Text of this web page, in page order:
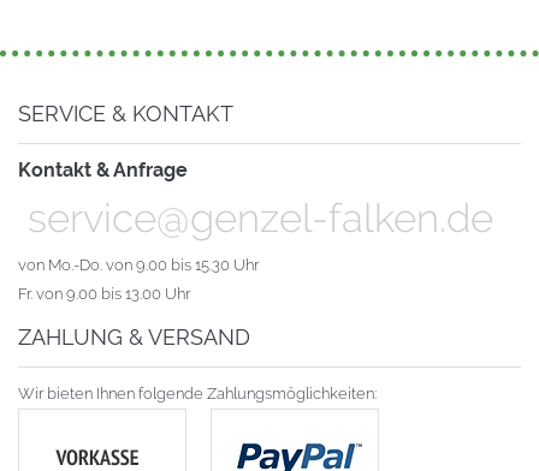
SERVICE & KONTAKT
Kontakt & Anfrage
service@genzel-falken.de
von Mo.-Do. von 9.00 bis 15.30 Uhr
Fr. von 9.00 bis 13.00 Uhr
ZAHLUNG & VERSAND
Wir bieten Ihnen folgende Zahlungsmöglichkeiten: